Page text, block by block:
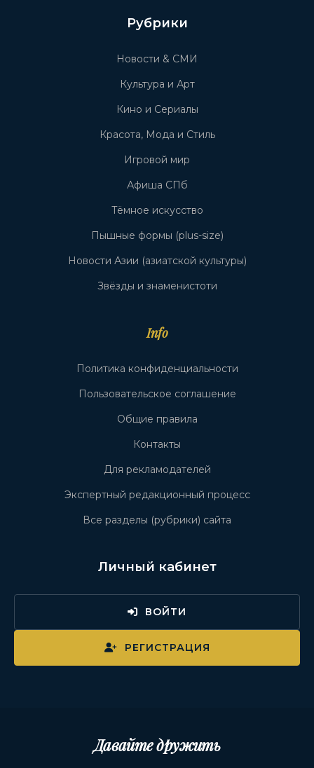
Рубрики
Новости & СМИ
Культура и Арт
Кино и Сериалы
Красота, Мода и Стиль
Игровой мир
Афиша СПб
Тёмное искусство
Пышные формы (plus-size)
Новости Азии (азиатской культуры)
Звёзды и знаменистоти
Info
Политика конфиденциальности
Пользовательское соглашение
Общие правила
Контакты
Для рекламодателей
Экспертный редакционный процесс
Все разделы (рубрики) сайта
Личный кабинет
ВОЙТИ
РЕГИСТРАЦИЯ
Давайте дружить